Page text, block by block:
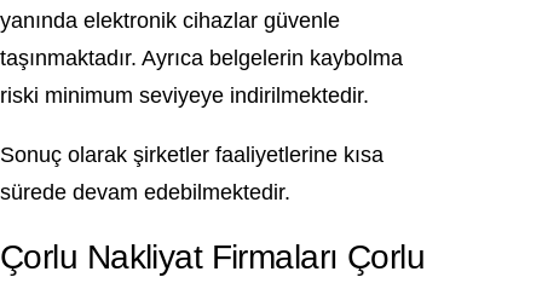
yanında elektronik cihazlar güvenle
taşınmaktadır. Ayrıca belgelerin kaybolma
riski minimum seviyeye indirilmektedir.
Sonuç olarak şirketler faaliyetlerine kısa
sürede devam edebilmektedir.
Çorlu Nakliyat Firmaları Çorlu